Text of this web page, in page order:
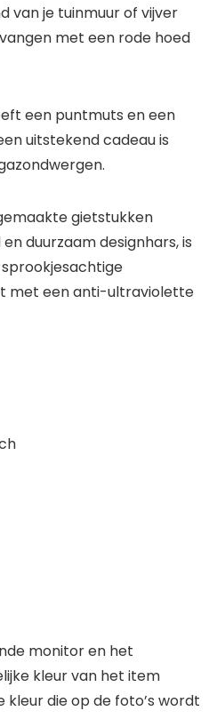
van je tuinmuur of vijver
met een rode hoed
een puntmuts en een
uitstekend cadeau is
gietstukken
duurzaam designhars, is
met een anti-ultraviolette
monitor en het
kleur van het item
kleur die op de foto’s wordt